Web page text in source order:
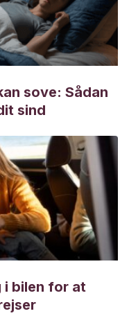
sove: Sådan
sind
bilen for at